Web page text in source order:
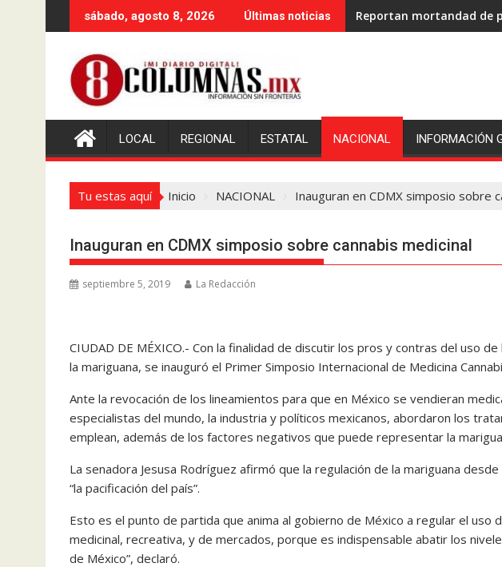
al
sábado, agosto 8, 2026 Últimas noticias Reportan mortandad de
Luego de 2 semanas,
LOCAL REGIONAL ESTATAL NACIONAL INFORMACIÓN
Tu estas aquí Inicio NACIONAL Inauguran en CDMX simposio sobre
Inauguran en CDMX simposio sobre cannabis medicinal
septiembre 5, 2019 La Redacción
CIUDAD DE MÉXICO.- Con la finalidad de discutir los pros y contras del uso
la mariguana, se inauguró el Primer Simposio Internacional de Medicina
Ante la revocación de los lineamientos para que en México se vendieran
especialistas del mundo, la industria y políticos mexicanos, abordaron los
emplean, además de los factores negativos que puede representar la
La senadora Jesusa Rodríguez afirmó que la regulación de la mariguana
“la pacificación del país”.
Esto es el punto de partida que anima al gobierno de México a regular el uso
medicinal, recreativa, y de mercados, porque es indispensable abatir los
de México”, declaró.